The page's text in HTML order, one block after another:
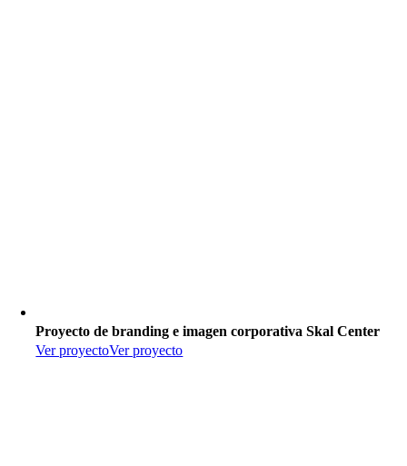
Proyecto de branding e imagen corporativa Skal Center
Ver proyectoVer proyecto